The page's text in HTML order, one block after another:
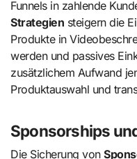
Funnels in zahlende
Strategien steigern die
Produkte in
werden und passives
zusätzlichem Aufwand
Produktauswahl und
Sponsorships
Die Sicherung von